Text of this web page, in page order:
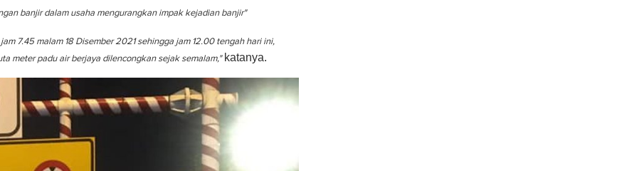
banjir dalam usaha mengurangkan impak kejadian banjir"
7.45 malam 18 Disember 2021 sehingga jam 12.00 tengah hari ini,
meter padu air berjaya dilencongkan sejak semalam,"katanya.